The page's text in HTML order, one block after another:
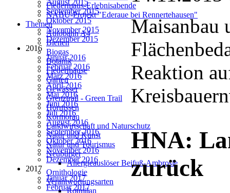
Fledermaus-Erlebnisabende
NABU-Projekt "Ederaue bei Rennertehausen"
Themen
Autobahn A4
Bienen
Biogas
Botanik
Fledermäuse
Garten
Gewässer
Grenztrail - Green Trail
Hornissen
Kormoran
Landwirtschaft und Naturschutz
Natur und Kunst
Natur und Tourismus
Neubürger
Allergieauslöser Beifuß-Ambrosie
Ornithologie
Verantwortungsarten
Rotmilan
September 2015
Oktober 2015
November 2015
Dezember 2015
2016
Januar 2016
Februar 2016
März 2016
April 2016
Mai 2016
Juni 2016
Juli 2016
August 2016
September 2016
Oktober 2016
November 2016
Dezember 2016
2017
Januar 2017
Februar 2017
Maisanbau
Reaktion
HNA:
zurück